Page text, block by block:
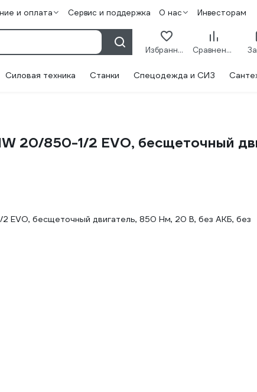
и оплата Сервис и поддержка О нас Инвесторам
Избранное Сравнение
Силовая техника Станки Спецодежда и СИЗ
20/850-1/2 EVO, бесщеточный